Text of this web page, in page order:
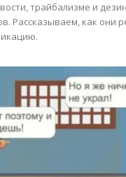
трайбализме и
Рассказываем, как они